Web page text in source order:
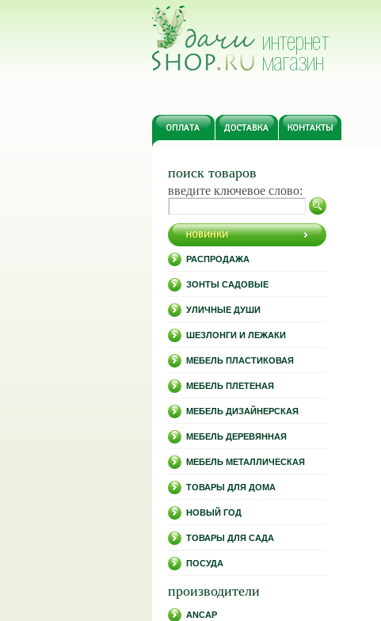
поиск товаров
введите ключевое слово:
РАСПРОДАЖА
ЗОНТЫ САДОВЫЕ
УЛИЧНЫЕ ДУШИ
ШЕЗЛОНГИ И ЛЕЖАКИ
МЕБЕЛЬ ПЛАСТИКОВАЯ
МЕБЕЛЬ ПЛЕТЕНАЯ
МЕБЕЛЬ ДИЗАЙНЕРСКАЯ
МЕБЕЛЬ ДЕРЕВЯННАЯ
МЕБЕЛЬ МЕТАЛЛИЧЕСКАЯ
ТОВАРЫ ДЛЯ ДОМА
НОВЫЙ ГОД
ТОВАРЫ ДЛЯ САДА
ПОСУДА
производители
ANCAP